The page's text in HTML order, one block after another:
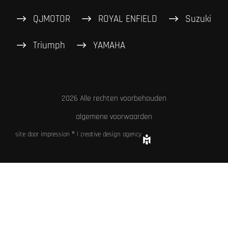
QJMOTOR ROYAL ENFIELD Suzuki
Triumph YAMAHA
2026 Alle rechten voorbehouden
algemene voorwaarden
site door impression ® | creative design agency